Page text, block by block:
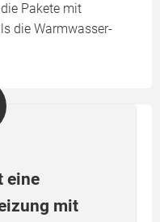
Pakete mit
die Warmwasser-
eine
mit